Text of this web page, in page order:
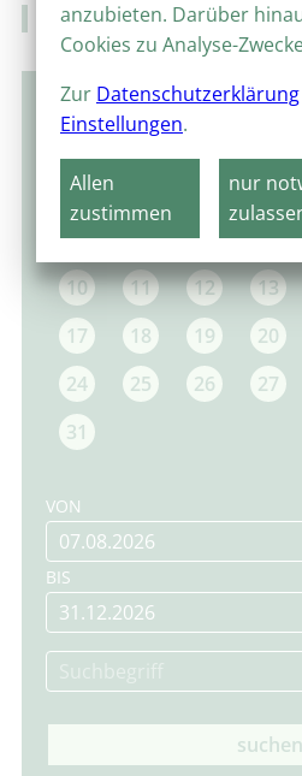
August
3
4 5 6
10
11 12 13
17
18 19 20
24
25 26 27
31
VON
BIS
suchen
anzubieten. Darüber
Cookies zu Analyse-
Zur Datenschutzerklärung
Einstellungen.
Allen
zustimmen
nur